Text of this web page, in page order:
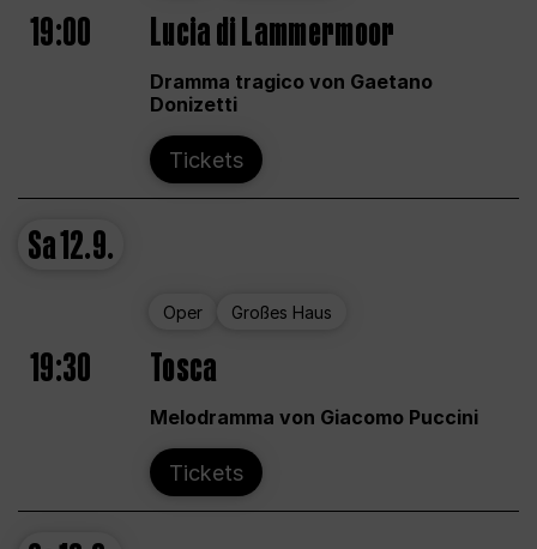
19:00 Lucia di Lammermoor
Dramma tragico von Gaetano
Donizetti
Tickets
Sa12.9.
Oper Großes Haus
19:30 Tosca
Melodramma von Giacomo Puccini
Tickets